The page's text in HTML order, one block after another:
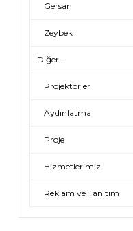
Gersan
Zeybek
Diğer...
Projektörler
Aydınlatma
Proje
Hizmetlerimiz
Reklam ve Tanıtım